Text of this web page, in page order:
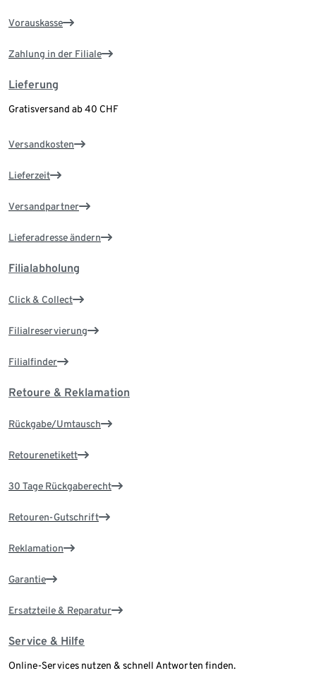
Vorauskasse
Zahlung in der Filiale
Lieferung
Gratisversand ab 40 CHF
Versandkosten
Lieferzeit
Versandpartner
Lieferadresse ändern
Filialabholung
Click & Collect
Filialreservierung
Filialfinder
Retoure & Reklamation
Rückgabe/Umtausch
Retourenetikett
30 Tage Rückgaberecht
Retouren-Gutschrift
Reklamation
Garantie
Ersatzteile & Reparatur
Service & Hilfe
Online-Services nutzen & schnell Antworten finden.